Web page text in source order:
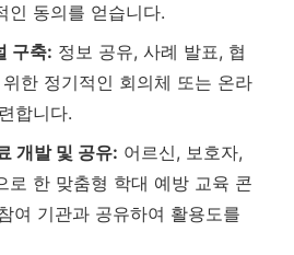
인 동의를 얻습니다.
구축: 정보 공유, 사례 발표, 협
한 정기적인 회의체 또는 온라
합니다.
개발 및 공유: 어르신, 보호자,
로 한 맞춤형 학대 예방 교육 콘
여 기관과 공유하여 활용도를